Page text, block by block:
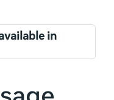
in